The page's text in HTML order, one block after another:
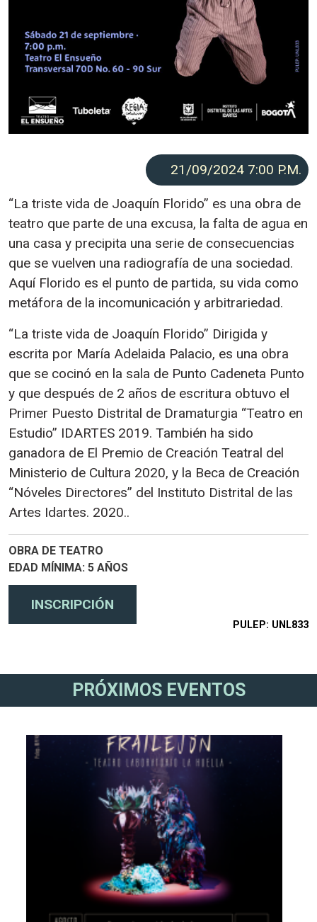
21/09/2024 7:00 P.M.
“La triste vida de Joaquín Florido” es una obra de
teatro que parte de una excusa, la falta de agua en
una casa y precipita una serie de consecuencias
que se vuelven una radiografía de una sociedad.
Aquí Florido es el punto de partida, su vida como
metáfora de la incomunicación y arbitrariedad.
“La triste vida de Joaquín Florido” Dirigida y
escrita por María Adelaida Palacio, es una obra
que se cocinó en la sala de Punto Cadeneta Punto
y que después de 2 años de escritura obtuvo el
Primer Puesto Distrital de Dramaturgia “Teatro en
Estudio” IDARTES 2019. También ha sido
ganadora de El Premio de Creación Teatral del
Ministerio de Cultura 2020, y la Beca de Creación
“Nóveles Directores” del Instituto Distrital de las
Artes Idartes. 2020..
OBRA DE TEATRO
EDAD MÍNIMA 5 AÑOS
PULEP UNL833
PRÓXIMOS EVENTOS